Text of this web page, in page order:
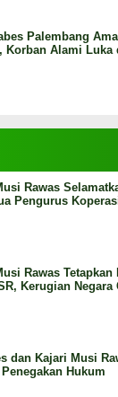
Palembang
Korban Alami Luka
Rawas
Pengurus
Rawas
Kerugian Negara
dan Kajari Musi
Hukum